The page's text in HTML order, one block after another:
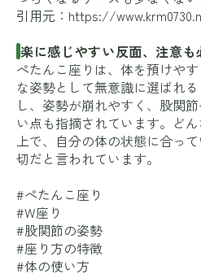
引用元： https://
楽に感じやすい反面、注意も
ぺたんこ座りは、体を預けや
な姿勢として無意識に選ばれ
し、姿勢が崩れやすく、股関
い点も指摘されています。ど
上で、自分の体の状態に合っ
切だと言われています。
#ぺたんこ座り
#W座り
#股関節の姿勢
#座り方の特徴
#体の使い方